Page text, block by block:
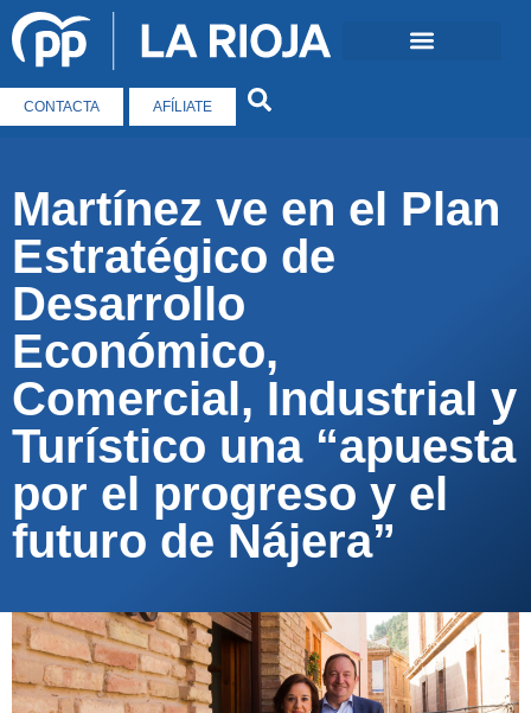
CONTACTA AFÍLIATE
Martínez ve en el Plan
Estratégico de
Desarrollo
Económico,
Comercial, Industrial y
Turístico una “apuesta
por el progreso y el
futuro de Nájera”